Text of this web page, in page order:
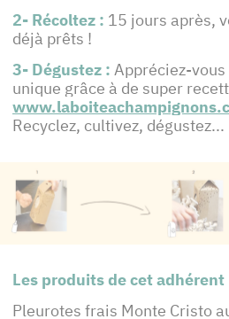
2- Récoltez : 15 jours après,
déjà prêts !
3- Dégustez : Appréciez-
unique grâce à de super
Recyclez, cultivez,
Les produits de cet adhérent
Pleurotes frais Monte Cristo